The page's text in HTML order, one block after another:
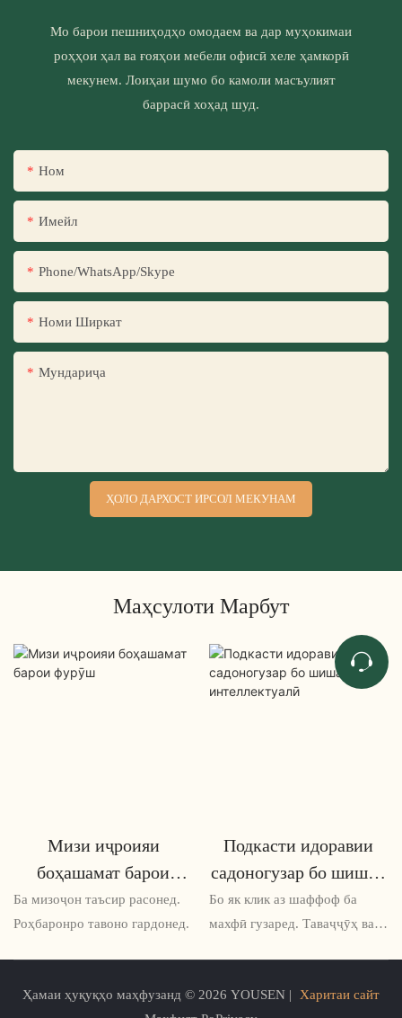
Мо барои пешниҳодҳо омодаем ва дар муҳокимаи
роҳҳои ҳал ва ғояҳои мебели офисӣ хеле ҳамкорӣ
мекунем. Лоиҳаи шумо бо камоли масъулият
баррасӣ хоҳад шуд.
Ном
Имейл
Phone/WhatsApp/Skype
Номи Ширкат
Мундариҷа
ҲОЛО ДАРХОСТ ИРСОЛ МЕКУНАМ
Маҳсулоти Марбут
Мизи иҷроияи
боҳашамат барои
фурӯш
Ба мизоҷон таъсир расонед.
Роҳбаронро тавоно гардонед.
Подкасти идоравии
садоногузар бо шишаи
интеллектуалӣ
Бо як клик аз шаффоф ба
махфӣ гузаред. Таваҷҷӯҳ ва
Ҳамаи ҳуқуқҳо маҳфузанд © 2026 YOUSEN | Харитаи сайт